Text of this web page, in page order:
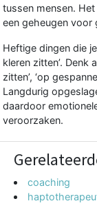
tussen mensen. Het
een geheugen voor
Heftige dingen die
kleren zitten’. Denk
zitten’, ‘op
Langdurig
daardoor
veroorzaken.
coaching